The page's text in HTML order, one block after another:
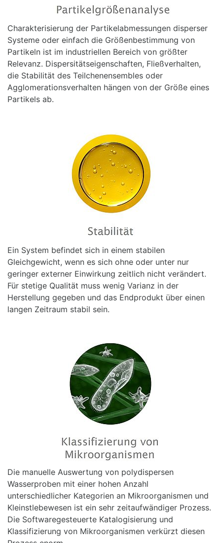
Charakterisierung der Partikelabmessungen disperser
Systeme oder einfach die Größenbestimmung von
Partikeln ist im industriellen Bereich von größter
Relevanz. Dispersitätseigenschaften, Fließverhalten,
die Stabilität des Teilchenensembles oder
Agglomerationsverhalten hängen von der Größe eines
Partikels ab.
Ein System befindet sich in einem stabilen
Gleichgewicht, wenn es sich ohne oder unter nur
geringer externer Einwirkung zeitlich nicht verändert.
Für stetige Qualität muss wenig Varianz in der
Herstellung gegeben und das Endprodukt über einen
langen Zeitraum stabil sein.
Die manuelle Auswertung von polydispersen
Wasserproben mit einer hohen Anzahl
unterschiedlicher Kategorien an Mikroorganismen und
Kleinstlebewesen ist ein sehr zeitaufwändiger Prozess.
Die Softwaregesteuerte Katalogisierung und
Klassifizierung von Mikroorganismen verkürzt diesen